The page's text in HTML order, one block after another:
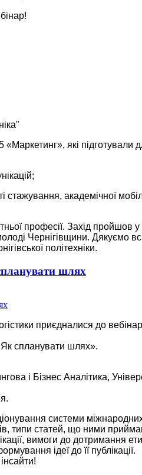
які підготували
стажування, академічної
професії. Захід пройшов
Чернігівщини. Дякуємо
політехніки.
шлях
приєдналися до
Як спланувати шлях».
і Бізнес Аналітика,
системи
типи статей, що ними
вимоги до дотримання
ідеї до її публікації.